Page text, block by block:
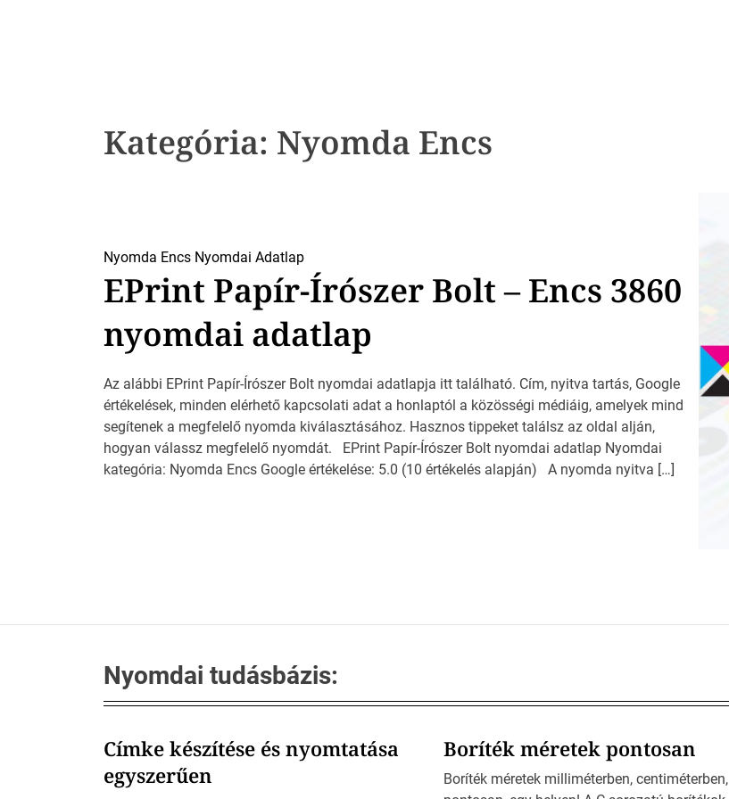
Kategória: Nyomda Encs
Nyomda Encs Nyomdai Adatlap
EPrint Papír-Írószer Bolt – Encs 3860
nyomdai adatlap
Az alábbi EPrint Papír-Írószer Bolt nyomdai adatlapja itt található. Cím, nyitva tartás, Google
értékelések, minden elérhető kapcsolati adat a honlaptól a közösségi médiáig, amelyek mind
segítenek a megfelelő nyomda kiválasztásához. Hasznos tippeket találsz az oldal alján,
hogyan válassz megfelelő nyomdát. EPrint Papír-Írószer Bolt nyomdai adatlap Nyomdai
kategória: Nyomda Encs Google értékelése: 5.0 (10 értékelés alapján) A nyomda nyitva […]
Nyomdai tudásbázis:
Címke készítése és nyomtatása
egyszerűen
Boríték méretek pontosan
Boríték méretek milliméterben, centiméterben,